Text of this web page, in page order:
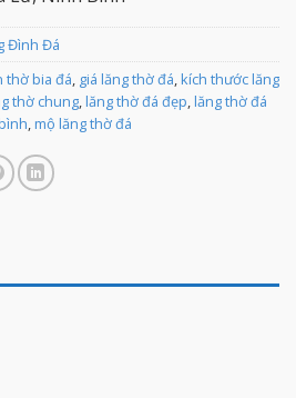
Đình Đá
thờ bia đá, giá lăng thờ đá,kích thước lăng
thờ chung,lăng thờ đá đẹp,lăng thờ đá
,mộ lăng thờ đá